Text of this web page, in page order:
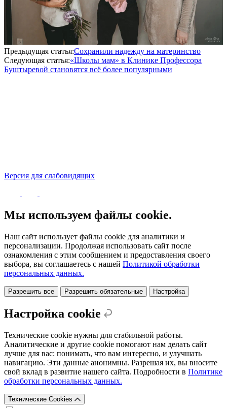
Предыдущая статья:Сохранили надежду на материнство
Следующая статья:«Школы мам» в Клинике Профессора
Буштыревой становятся всё более популярными
Версия для слабовидящих
Мы используем файлы cookie.
Наш сайт использует файлы cookie для аналитики и
персонализации. Продолжая использовать сайт после
ознакомления с этим сообщением и предоставления своего
выбора, вы соглашаетесь с нашей Политикой обработки
персональных данных.
Разрешить все Разрешить обязательные Настройка
Настройка cookie
Технические cookie нужны для стабильной работы.
Аналитические и другие cookie помогают нам делать сайт
лучше для вас: понимать, что вам интересно, и улучшать
навигацию. Эти данные анонимны. Разрешая их, вы вносите
свой вклад в развитие нашего сайта. Подробности в Политике
обработки персональных данных.
Технические Cookies